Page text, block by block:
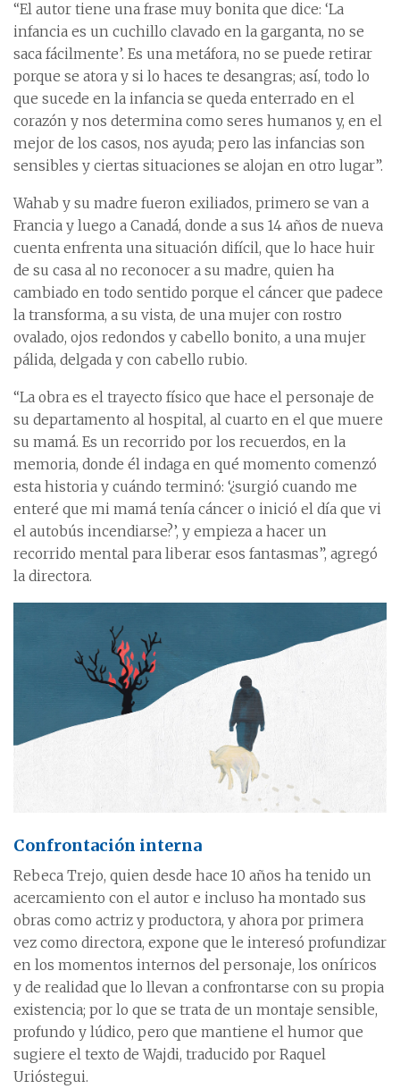
“El autor tiene una frase muy bonita que dice: ‘La
infancia es un cuchillo clavado en la garganta, no se
saca fácilmente’. Es una metáfora, no se puede retirar
porque se atora y si lo haces te desangras; así, todo lo
que sucede en la infancia se queda enterrado en el
corazón y nos determina como seres humanos y, en el
mejor de los casos, nos ayuda; pero las infancias son
sensibles y ciertas situaciones se alojan en otro lugar”.
Wahab y su madre fueron exiliados, primero se van a
Francia y luego a Canadá, donde a sus 14 años de nueva
cuenta enfrenta una situación difícil, que lo hace huir
de su casa al no reconocer a su madre, quien ha
cambiado en todo sentido porque el cáncer que padece
la transforma, a su vista, de una mujer con rostro
ovalado, ojos redondos y cabello bonito, a una mujer
pálida, delgada y con cabello rubio.
“La obra es el trayecto físico que hace el personaje de
su departamento al hospital, al cuarto en el que muere
su mamá. Es un recorrido por los recuerdos, en la
memoria, donde él indaga en qué momento comenzó
esta historia y cuándo terminó: ‘¿surgió cuando me
enteré que mi mamá tenía cáncer o inició el día que vi
el autobús incendiarse?’, y empieza a hacer un
recorrido mental para liberar esos fantasmas”, agregó
la directora.
Confrontación interna
Rebeca Trejo, quien desde hace 10 años ha tenido un
acercamiento con el autor e incluso ha montado sus
obras como actriz y productora, y ahora por primera
vez como directora, expone que le interesó profundizar
en los momentos internos del personaje, los oníricos
y de realidad que lo llevan a confrontarse con su propia
existencia; por lo que se trata de un montaje sensible,
profundo y lúdico, pero que mantiene el humor que
sugiere el texto de Wajdi, traducido por Raquel
Urióstegui.